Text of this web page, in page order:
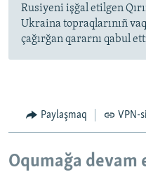
Rusiyeni işğal etilgen
Ukraina topraqlarınıñ
çağırğan qararnı qabul
Paylaşmaq VPN-
Oqumağa devam